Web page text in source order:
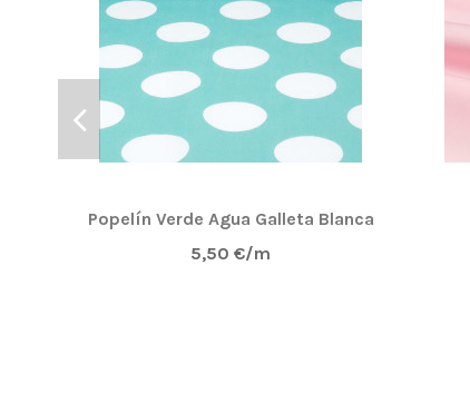
Popelín Verde Agua Galleta Blanca
5,50 €/m